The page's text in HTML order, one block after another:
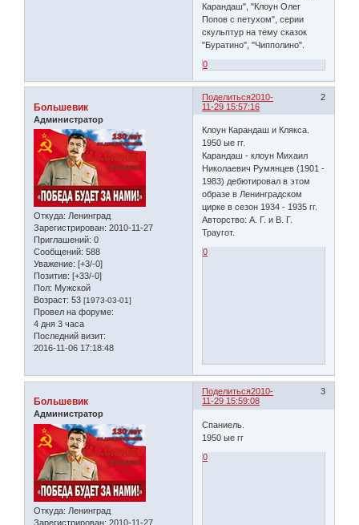
Карандаш", "Клоун Олег
Попов с петухом", серии
скульптур на тему сказок
"Буратино", "Чипполино".
0
Поделиться 2
2010-
11-29 15:57:16
Большевик
Администратор
Откуда: Ленинград
Зарегистрирован: 2010-11-27
Приглашений: 0
Сообщений: 588
Уважение: [+3/-0]
Позитив: [+33/-0]
Пол: Мужской
Возраст: 53 [1973-03-01]
Провел на форуме:
4 дня 3 часа
Последний визит:
2016-11-06 17:18:48
Клоун Карандаш и Клякса.
1950 ые гг.
Карандаш - клоун Михаил
Николаевич Румянцев (1901 -
1983) дебютировал в этом
образе в Ленинградском
цирке в сезон 1934 - 1935 гг.
Авторство: А. Г. и В. Г.
Траугот.
0
Поделиться 3
2010-
11-29 15:59:08
Большевик
Администратор
Откуда: Ленинград
Зарегистрирован: 2010-11-27
Спаниель.
1950 ые гг
0